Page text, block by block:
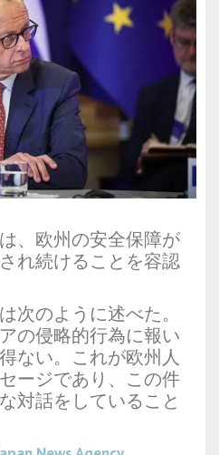
、欧州の安全保障が
れ続けることを容認
次のように述べた。
の侵略的行為に報い
ない。これが欧州人
ージであり、この件
対話をしていること